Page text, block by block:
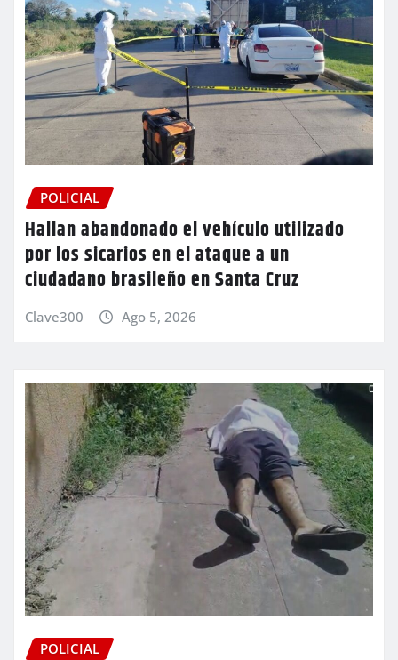
POLICIAL
Hallan abandonado el vehículo utilizado
por los sicarios en el ataque a un
ciudadano brasileño en Santa Cruz
Clave300 Ago 5, 2026
POLICIAL